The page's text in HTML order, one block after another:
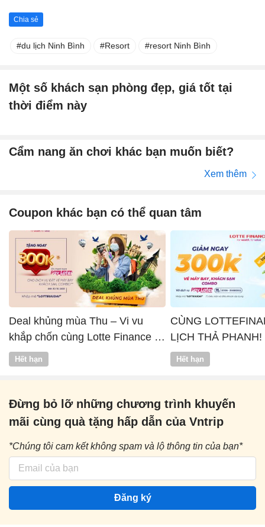
Chia sẻ
du lịch Ninh Bình Resort resort Ninh Bình
Một số khách sạn phòng đẹp, giá tốt tại
thời điểm này
Cẩm nang ăn chơi khác bạn muốn biết?
Xem thêm
Coupon khác bạn có thể quan tâm
Deal khủng mùa Thu – Vi vu
khắp chốn cùng Lotte Finance x
Vntrip
Hết hạn
CÙNG
LỊCH THẢ PHANH!
Hết hạn
Đừng bỏ lỡ những chương trình khuyến
mãi cùng quà tặng hấp dẫn của Vntrip
*Chúng tôi cam kết không spam và lộ thông tin của bạn*
Đăng ký